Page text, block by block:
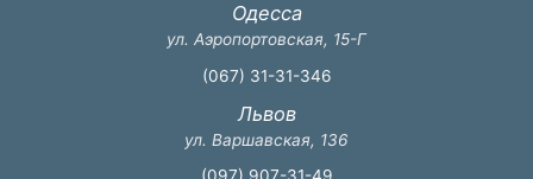
Одесса
ул. Аэропортовская, 15-Г
(067) 31-31-346
Львов
ул. Варшавская, 136